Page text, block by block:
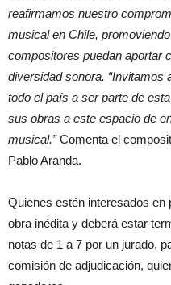
reafirmamos nuestro
musical en Chile,
compositores puedan aportar
diversidad sonora.
todo el país a ser parte de
sus obras a este espacio de
musical.”Comenta el
Pablo Aranda.
Quienes estén interesados en
obra inédita y deberá estar
notas de 1 a 7 por un jurado,
comisión de adjudicación,